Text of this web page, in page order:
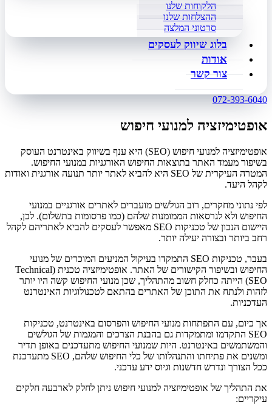
הלקוחות שלנו
ההצלחות שלנו
סרטוני המלצה
בלוג שיווק לעסקים
אודות
צור קשר
072-393-6040
אופטימיזציה למנועי חיפוש
אופטימיזציה למנועי חיפוש (SEO) היא ענף בשיווק באינטרנט העוסק
בשיפור מעמד האתר בתוצאות החיפוש האורגניות במנועי החיפוש.
המטרה העיקרית של SEO היא להביא לאתר יותר תנועה אורגנית ואודות
לקהל היעד.
לפי נתוני מחקרים, רוב הגולשים מועברים לאתרים אורגניים במנועי
החיפוש ולא לגרסאות הממומנות שלהם (כמו פרסומות בתשלום). לכן,
היישום הנכון של טכניקות SEO מאפשר לעסקים להביא לאתריהם לקהל
רחב ביותר ובצורה יעילה יותר.
בעבר, טכניקות SEO התמקדו בעיקול המניעים המוכרים של מנועי
החיפוש ובשיפור הקישורים של האתר. אופטימיזציה טכנית (Technical
SEO) הייתה כחלק חשוב מהתהליך, שכן מנועי החיפוש קשה היו יותר
לזהות ולנתח את התוכן של האתרים בהתאם לטכנולוגיות האינטרנט
העדכניות.
אך כיום, עם התפתחות מנועי החיפוש והפרסום באינטרנט, טכניקות
SEO התקדמו ומתמקדות גם בהבנת הצרכים והמגמות של הגולשים
והמשתמשים באינטרנט. היות שמנועי החיפוש מתעדכנים באופן תדיר
ומשנים את פתיחתו והתנהלותו של כלי החיפוש שלהם, SEO מתעדכנת
ככל הצורך ונדרש חדשנות וגיוס ידע עדכני.
את התהליך של אופטימיזציה למנועי חיפוש ניתן לחלק לארבעה חלקים
עיקריים: